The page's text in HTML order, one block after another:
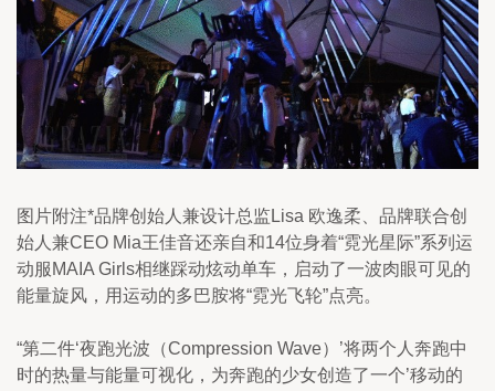
图片附注*品牌创始人兼设计总监Lisa 欧逸柔、品牌联合创
始人兼CEO Mia王佳音还亲自和14位身着“霓光星际”系列运
动服MAIA Girls相继踩动炫动单车，启动了一波肉眼可见的
能量旋风，用运动的多巴胺将“霓光飞轮”点亮。
“第二件‘夜跑光波（Compression Wave）’将两个人奔跑中
时的热量与能量可视化，为奔跑的少女创造了一个’移动的